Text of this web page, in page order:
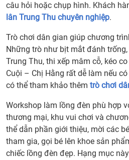
câu hỏi hoặc chụp hình. Khách
lân Trung Thu chuyên nghiệp.
Trò chơi dân gian giúp chương
Những trò như bịt mắt đánh
Trung Thu, thi xếp mâm cỗ, kéo
Cuội – Chị Hằng rất dễ làm nếu
có thể tham khảo thêm trò chơi
Workshop làm lồng đèn phù hợp
thương mại, khu vui chơi và
thể dẫn phần giới thiệu, mời các
tham gia, gọi bé lên khoe sản
chiếc lồng đèn đẹp. Hạng mục